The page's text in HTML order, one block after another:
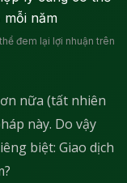
đem lại lợi nhuận trên
nữa (tất nhiên
này. Do vậy
biệt: Giao dịch